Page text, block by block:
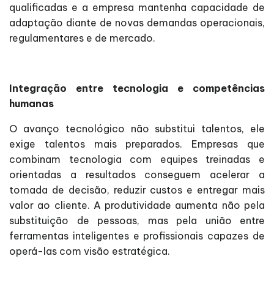
qualificadas e a empresa mantenha capacidade de
adaptação diante de novas demandas operacionais,
regulamentares e de mercado.
Integração entre tecnologia e competências
humanas
O avanço tecnológico não substitui talentos, ele
exige talentos mais preparados. Empresas que
combinam tecnologia com equipes treinadas e
orientadas a resultados conseguem acelerar a
tomada de decisão, reduzir custos e entregar mais
valor ao cliente. A produtividade aumenta não pela
substituição de pessoas, mas pela união entre
ferramentas inteligentes e profissionais capazes de
operá-las com visão estratégica.